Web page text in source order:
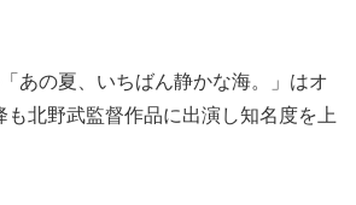
あの夏、いちばん静かな海。」はオ
も北野武監督作品に出演し知名度を上